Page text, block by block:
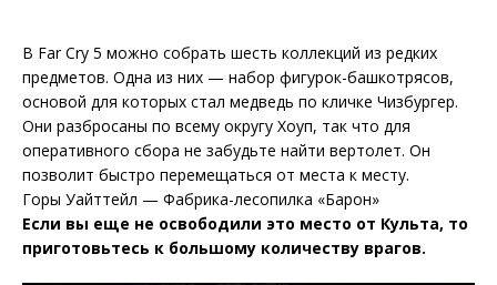
В Far Cry 5 можно собрать шесть коллекций из редких
предметов. Одна из них — набор фигурок-башкотрясов,
основой для которых стал медведь по кличке Чизбургер.
Они разбросаны по всему округу Хоуп, так что для
оперативного сбора не забудьте найти вертолет. Он
позволит быстро перемещаться от места к месту.
Горы Уайттейл — Фабрика-лесопилка «Барон»
Если вы еще не освободили это место от Культа, то
приготовьтесь к большому количеству врагов.